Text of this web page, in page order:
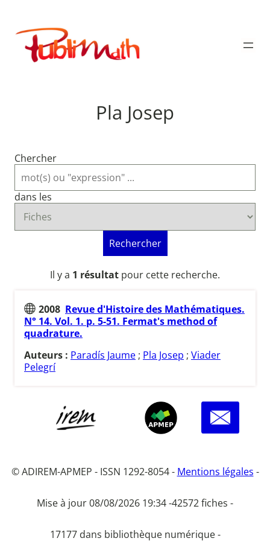
contenu
Publimath
Pla Josep
Chercher
dans les
Rechercher
Il y a 1 résultat pour cette recherche.
2008 Revue d'Histoire des Mathématiques.
N° 14. Vol. 1. p. 5-51. Fermat's method of
quadrature.
Auteurs : Paradís Jaume ; Pla Josep ; Viader
Pelegrí
© ADIREM-APMEP - ISSN 1292-8054 - Mentions légales -
Mise à jour 08/08/2026 19:34 -42572 fiches -
17177 dans bibliothèque numérique -